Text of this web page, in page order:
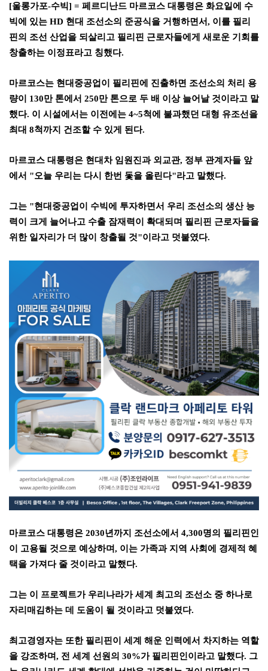
[울롱가포-수빅] = 페르디난드 마르코스 대통령은 화요일에 수
빅에 있는 HD 현대 조선소의 준공식을 거행하면서, 이를 필리
핀의 조선 산업을 되살리고 필리핀 근로자들에게 새로운 기회를
창출하는 이정표라고 칭했다.
마르코스는 현대중공업이 필리핀에 진출하면 조선소의 처리 용
량이 130만 톤에서 250만 톤으로 두 배 이상 늘어날 것이라고 말
했다. 이 시설에서는 이전에는 4~5척에 불과했던 대형 유조선을
최대 8척까지 건조할 수 있게 된다.
마르코스 대통령은 현대차 임원진과 외교관, 정부 관계자들 앞
에서 "오늘 우리는 다시 한번 돛을 올린다"라고 말했다.
그는 "현대중공업이 수빅에 투자하면서 우리 조선소의 생산 능
력이 크게 늘어나고 수출 잠재력이 확대되며 필리핀 근로자들을
위한 일자리가 더 많이 창출될 것"이라고 덧붙였다.
마르코스 대통령은 2030년까지 조선소에서 4,300명의 필리핀인
이 고용될 것으로 예상하며, 이는 가족과 지역 사회에 경제적 혜
택을 가져다 줄 것이라고 말했다.
그는 이 프로젝트가 우리나라가 세계 최고의 조선소 중 하나로
자리매김하는 데 도움이 될 것이라고 덧붙였다.
최고경영자는 또한 필리핀이 세계 해운 인력에서 차지하는 역할
을 강조하며, 전 세계 선원의 30%가 필리핀인이라고 말했다. 그